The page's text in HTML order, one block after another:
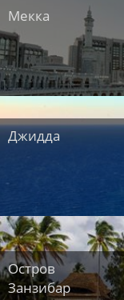
Мекка
Джидда
Остров
Занзибар